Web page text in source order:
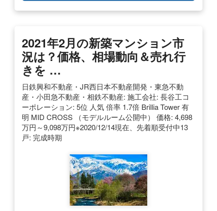
2021年2月の新築マンション市
況は？価格、相場動向＆売れ行
きを …
日鉄興和不動産・JR西日本不動産開発・東急不動
産・小田急不動産・相鉄不動産: 施工会社: 長谷工コ
ーポレーション: 5位 人気 倍率 1.7倍 Brillia Tower 有
明 MID CROSS （モデルルーム公開中） 価格: 4,698
万円～9,098万円※2020/12/14現在、先着順受付中13
戸: 完成時期